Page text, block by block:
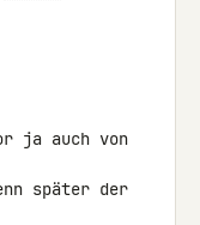
ja auch von
später der